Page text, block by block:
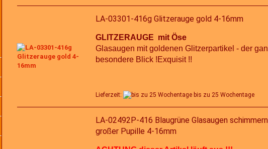
LA-03301-416g Glitzerauge gold 4-16mm
GLITZERAUGE mit Öse
Glasaugen mit goldenen Glitzerpartikel - der
besondere Blick !Exquisit !!
Lieferzeit: bis zu 25 Wochentage
LA-02492P-416 Blaugrüne Glasaugen
großer Pupille 4-16mm